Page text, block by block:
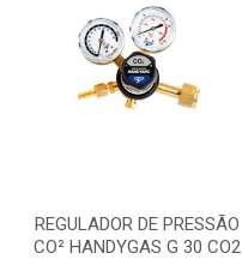
REGULADOR DE PRESSÃO
CO² HANDYGAS G 30 CO2